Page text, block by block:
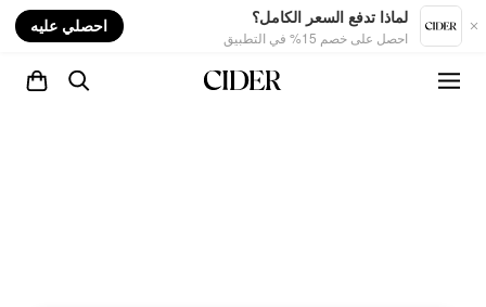
لماذا تدفع السعر الكامل؟
احصل على خصم 15% في التطبيق
احصلي عليه